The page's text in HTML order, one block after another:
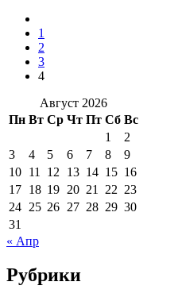
1
2
3
4
Август 2026
Пн Вт Ср Чт Пт Сб Вс
1
2
3
4 5 6 7 8
9
10 11 12 13 14 15 16
17 18 19 20 21 22 23
24 25 26 27 28 29 30
31
« Апр
Рубрики